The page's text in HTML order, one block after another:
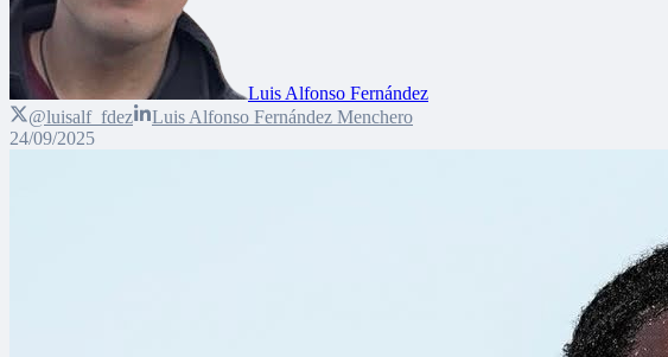
Luis Alfonso Fernández
@luisalf_fdez
Luis Alfonso Fernández Menchero
24/09/2025